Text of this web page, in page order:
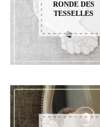
RONDE DES
TESSELLES